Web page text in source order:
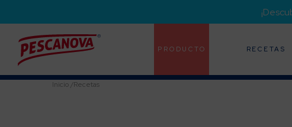
PRODUCTO RECETAS
Inicio /Recetas